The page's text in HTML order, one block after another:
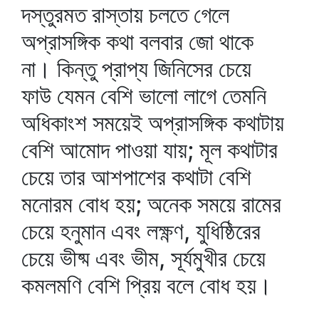
দস্তুরমত রাস্তায় চলতে গেলে
অপ্রাসঙ্গিক কথা বলবার জো থাকে
না। কিন্তু প্রাপ্য জিনিসের চেয়ে
ফাউ যেমন বেশি ভালো লাগে তেমনি
অধিকাংশ সময়েই অপ্রাসঙ্গিক কথাটায়
বেশি আমোদ পাওয়া যায়; মূল কথাটার
চেয়ে তার আশপাশের কথাটা বেশি
মনোরম বোধ হয়; অনেক সময়ে রামের
চেয়ে হনুমান এবং লক্ষ্ণণ, যুধিষ্ঠিরের
চেয়ে ভীষ্ম এবং ভীম, সূর্যমুখীর চেয়ে
কমলমণি বেশি প্রিয় বলে বোধ হয়।